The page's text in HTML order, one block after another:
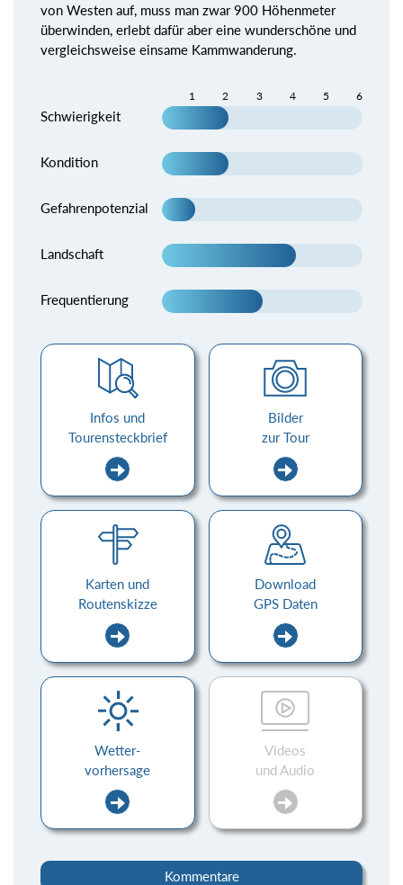
von Westen auf, muss man zwar 900 Höhenmeter
überwinden, erlebt dafür aber eine wunderschöne und
vergleichsweise einsame Kammwanderung.
1 2 3 4 5 6
Schwierigkeit
Kondition
Gefahrenpotenzial
Landschaft
Frequentierung
Infos und
Tourensteckbrief
Bilder
zur Tour
Karten und
Routenskizze
Download
GPS Daten
Wetter-
vorhersage
Videos
und Audio
Kommentare